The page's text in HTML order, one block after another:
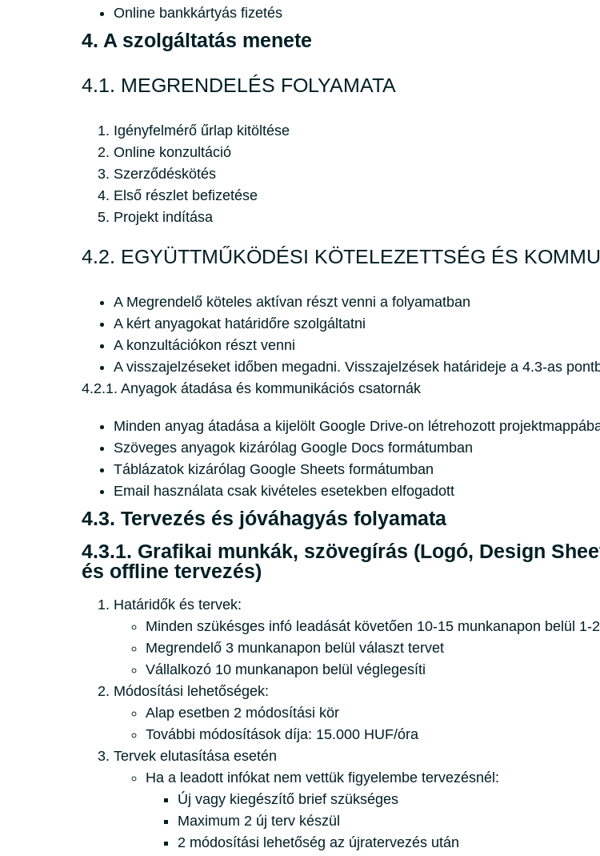
Online bankkártyás fizetés
4. A szolgáltatás menete
4.1. MEGRENDELÉS FOLYAMATA
Igényfelmérő űrlap kitöltése
Online konzultáció
Szerződéskötés
Első részlet befizetése
Projekt indítása
4.2. EGYÜTTMŰKÖDÉSI KÖTELEZETTSÉG ÉS
A Megrendelő köteles aktívan részt venni a folyamatban
A kért anyagokat határidőre szolgáltatni
A konzultációkon részt venni
A visszajelzéseket időben megadni. Visszajelzések határideje a 4.3-as
4.2.1. Anyagok átadása és kommunikációs csatornák
Minden anyag átadása a kijelölt Google Drive-on létrehozott
Szöveges anyagok kizárólag Google Docs formátumban
Táblázatok kizárólag Google Sheets formátumban
Email használata csak kivételes esetekben elfogadott
4.3. Tervezés és jóváhagyás folyamata
4.3.1. Grafikai munkák, szövegírás (Logó, Design
és offline tervezés)
Határidők és tervek:
Minden szükésges infó leadását követően 10-15 munkanapon belül 1-
Megrendelő 3 munkanapon belül választ tervet
Vállalkozó 10 munkanapon belül véglegesíti
Módosítási lehetőségek:
Alap esetben 2 módosítási kör
További módosítások díja: 15.000 HUF/óra
Tervek elutasítása esetén
Ha a leadott infókat nem vettük figyelembe tervezésnél:
Új vagy kiegészítő brief szükséges
Maximum 2 új terv készül
2 módosítási lehetőség az újratervezés után